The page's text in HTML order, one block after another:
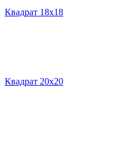
Квадрат 18х18
Квадрат 20х20